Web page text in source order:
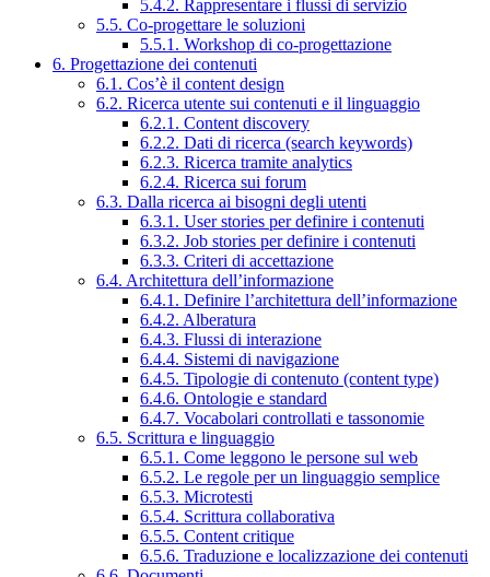
5.4.2. Rappresentare i flussi di servizio
5.5. Co-progettare le soluzioni
5.5.1. Workshop di co-progettazione
6. Progettazione dei contenuti
6.1. Cos’è il content design
6.2. Ricerca utente sui contenuti e il linguaggio
6.2.1. Content discovery
6.2.2. Dati di ricerca (search keywords)
6.2.3. Ricerca tramite analytics
6.2.4. Ricerca sui forum
6.3. Dalla ricerca ai bisogni degli utenti
6.3.1. User stories per definire i contenuti
6.3.2. Job stories per definire i contenuti
6.3.3. Criteri di accettazione
6.4. Architettura dell’informazione
6.4.1. Definire l’architettura dell’informazione
6.4.2. Alberatura
6.4.3. Flussi di interazione
6.4.4. Sistemi di navigazione
6.4.5. Tipologie di contenuto (content type)
6.4.6. Ontologie e standard
6.4.7. Vocabolari controllati e tassonomie
6.5. Scrittura e linguaggio
6.5.1. Come leggono le persone sul web
6.5.2. Le regole per un linguaggio semplice
6.5.3. Microtesti
6.5.4. Scrittura collaborativa
6.5.5. Content critique
6.5.6. Traduzione e localizzazione dei contenuti